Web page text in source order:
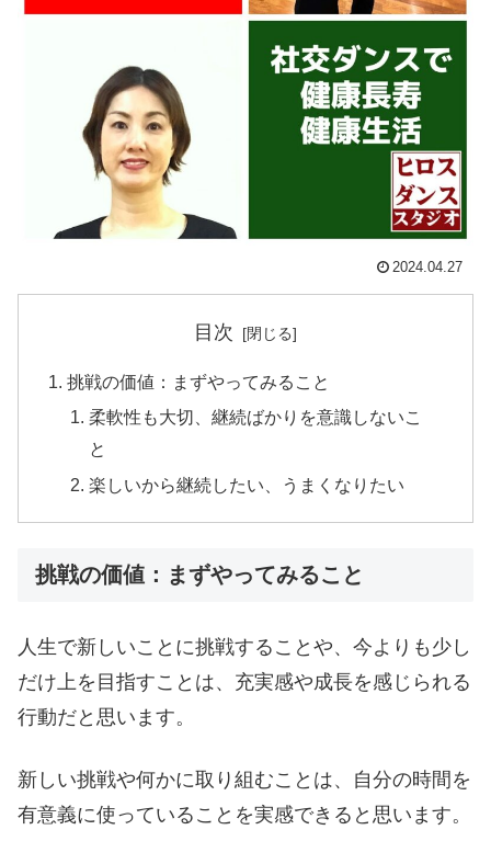
2024.04.27
目次
挑戦の価値：まずやってみること
柔軟性も大切、継続ばかりを意識しないこ
と
楽しいから継続したい、うまくなりたい
挑戦の価値：まずやってみること
人生で新しいことに挑戦することや、今よりも少し
だけ上を目指すことは、充実感や成長を感じられる
行動だと思います。
新しい挑戦や何かに取り組むことは、自分の時間を
有意義に使っていることを実感できると思います。